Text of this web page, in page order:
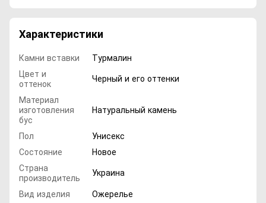
Характеристики
Камни вставки
Турмалин
Цвет и
оттенок
Черный и его оттенки
Материал
изготовления
бус
Натуральный камень
Пол
Унисекс
Состояние
Новое
Страна
производитель
Украина
Вид изделия
Ожерелье